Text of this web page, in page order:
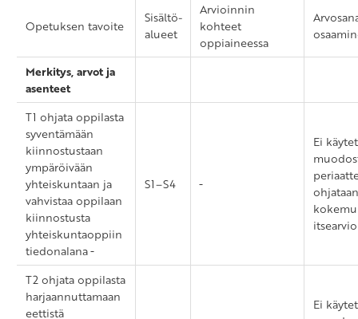
Opetuksen tavoite
Sisältö-
alueet
Arvioinnin
kohteet
oppiaineessa
Merkitys, arvot ja
asenteet
T1 ohjata oppilasta
syventämään
kiinnostustaan
ympäröivään
yhteiskuntaan ja
vahvistaa oppilaan
kiinnostusta
yhteiskuntaoppiin
tiedonalana
S1–S4
Ei
T2 ohjata oppilasta
harjaannuttamaan
eettistä
Ei